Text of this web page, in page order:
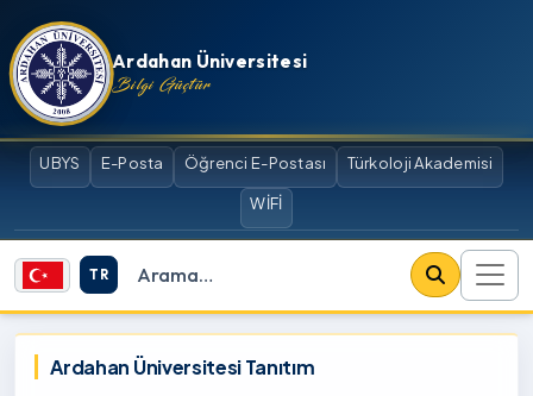
İçeriğe atla
Ardahan Üniversitesi
Bilgi Güçtür
UBYS E-Posta Öğrenci E-Postası Türkoloji Akademisi
WİFİ
TR
Site içi arama
Ardahan Üniversitesi
Ardahan Üniversitesi Tanıtım